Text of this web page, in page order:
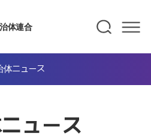
体連合
ニュース
ュース